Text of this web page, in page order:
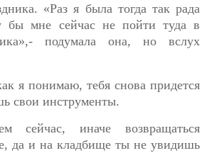
«Раз я была тогда так рада
бы мне сейчас не пойти туда в
подумала она, но вслух
я понимаю, тебя снова придется
свои инструменты.
сейчас, иначе возвращаться
да и на кладбище ты не увидишь